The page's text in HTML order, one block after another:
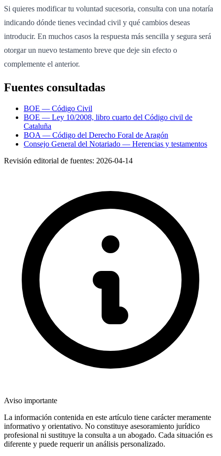
Si quieres modificar tu voluntad sucesoria, consulta con una notaría
indicando dónde tienes vecindad civil y qué cambios deseas
introducir. En muchos casos la respuesta más sencilla y segura será
otorgar un nuevo testamento breve que deje sin efecto o
complemente el anterior.
Fuentes consultadas
BOE — Código Civil
BOE — Ley 10/2008, libro cuarto del Código civil de
Cataluña
BOA — Código del Derecho Foral de Aragón
Consejo General del Notariado — Herencias y testamentos
Revisión editorial de fuentes: 2026-04-14
Aviso importante
La información contenida en este artículo tiene carácter meramente
informativo y orientativo. No constituye asesoramiento jurídico
profesional ni sustituye la consulta a un abogado. Cada situación es
diferente y puede requerir un análisis personalizado.